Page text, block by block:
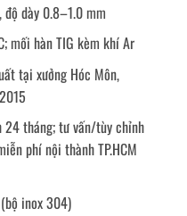
dày 0.8–1.0 mm
mối hàn TIG kèm khí Ar
tại xưởng Hóc Môn,
24 tháng; tư vấn/tùy chỉnh
phí nội thành TP.HCM
inox 304)